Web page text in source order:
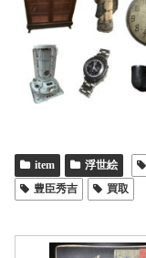
item 浮世絵
豊臣秀吉
買取